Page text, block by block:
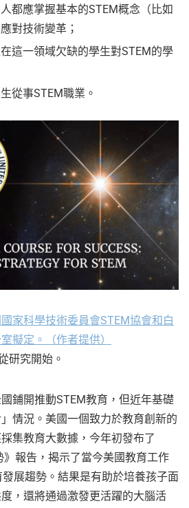
都應掌握基本的STEM概念（比如
對技術變革；
這一領域欠缺的學生對STEM的學
從事STEM職業。
家科學技術委員會STEM協會和白
擬定。（作者提供）
研究開始。
鋪開推動STEM教育，但近年基礎
情況。美國一個致力於教育創新的
集教育大數據，今年初發布了
》報告，揭示了當今美國教育工作
展趨勢。結果是有助於培養孩子面
，還將通過激發更活躍的大腦活